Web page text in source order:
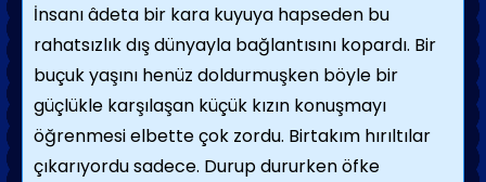
İnsanı âdeta bir kara kuyuya hapseden bu
rahatsızlık dış dünyayla bağlantısını kopardı. Bir
buçuk yaşını henüz doldurmuşken böyle bir
güçlükle karşılaşan küçük kızın konuşmayı
öğrenmesi elbette çok zordu. Birtakım hırıltılar
çıkarıyordu sadece. Durup dururken öfke